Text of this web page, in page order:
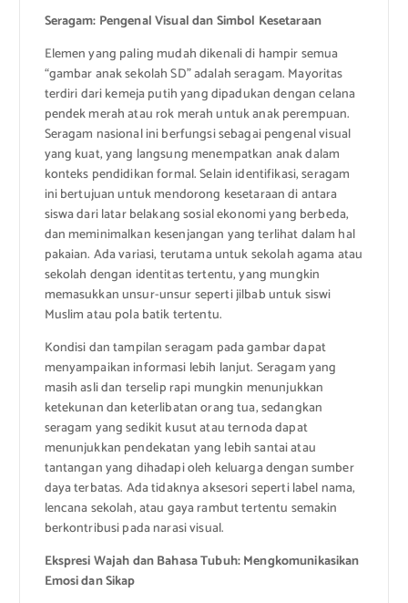
Seragam: Pengenal Visual dan Simbol Kesetaraan
Elemen yang paling mudah dikenali di hampir semua
“gambar anak sekolah SD” adalah seragam. Mayoritas
terdiri dari kemeja putih yang dipadukan dengan celana
pendek merah atau rok merah untuk anak perempuan.
Seragam nasional ini berfungsi sebagai pengenal visual
yang kuat, yang langsung menempatkan anak dalam
konteks pendidikan formal. Selain identifikasi, seragam
ini bertujuan untuk mendorong kesetaraan di antara
siswa dari latar belakang sosial ekonomi yang berbeda,
dan meminimalkan kesenjangan yang terlihat dalam hal
pakaian. Ada variasi, terutama untuk sekolah agama atau
sekolah dengan identitas tertentu, yang mungkin
memasukkan unsur-unsur seperti jilbab untuk siswi
Muslim atau pola batik tertentu.
Kondisi dan tampilan seragam pada gambar dapat
menyampaikan informasi lebih lanjut. Seragam yang
masih asli dan terselip rapi mungkin menunjukkan
ketekunan dan keterlibatan orang tua, sedangkan
seragam yang sedikit kusut atau ternoda dapat
menunjukkan pendekatan yang lebih santai atau
tantangan yang dihadapi oleh keluarga dengan sumber
daya terbatas. Ada tidaknya aksesori seperti label nama,
lencana sekolah, atau gaya rambut tertentu semakin
berkontribusi pada narasi visual.
Ekspresi Wajah dan Bahasa Tubuh: Mengkomunikasikan
Emosi dan Sikap